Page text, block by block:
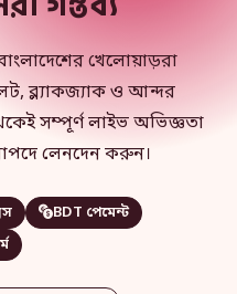
খেলোয়াড়রা
ব্ল্যাকজ্যাক ও আন্দর
সম্পূর্ণ লাইভ অভিজ্ঞতা
লেনদেন করুন।
BDT পেমেন্ট